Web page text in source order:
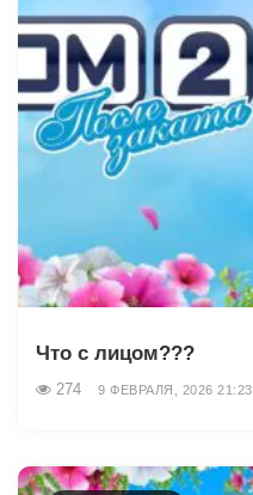
Что с лицом???
274 9 ФЕВРАЛЯ, 2026 21:23